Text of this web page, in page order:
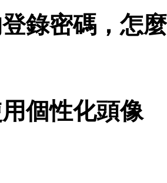
錄密碼，怎
個性化頭像